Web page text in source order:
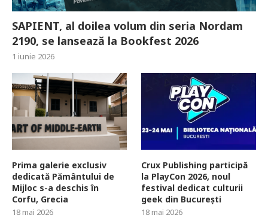
SAPIENT, al doilea volum din seria Nordam
2190, se lansează la Bookfest 2026
1 iunie 2026
Prima galerie exclusiv
dedicată Pământului de
Mijloc s-a deschis în
Corfu, Grecia
18 mai 2026
Crux Publishing participă
la PlayCon 2026, noul
festival dedicat culturii
geek din București
18 mai 2026